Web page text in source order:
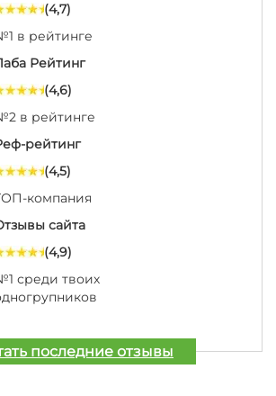
(4,7)
в рейтинге
Рейтинг
(4,6)
в рейтинге
рейтинг
(4,5)
компания
сайта
(4,9)
среди твоих
последние отзывы